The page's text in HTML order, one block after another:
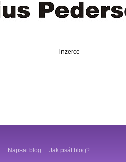
inzerce
Napsat blog Jak psát blog?